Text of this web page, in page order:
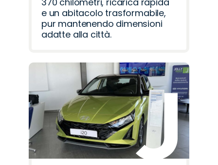
e un abitacolo trasformabile,
pur mantenendo dimensioni
adatte alla città.